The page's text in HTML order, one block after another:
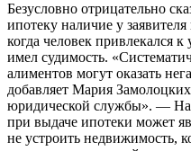
Безусловно отрицательно
ипотеку наличие у
когда человек привлекался
имел судимость.
алиментов могут оказать
добавляет Мария
юридической службы». —
при выдаче ипотеки может
не устроить недвижимость,